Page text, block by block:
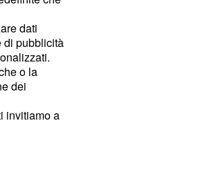
dati
di pubblicità
o la
dei
invitiamo a